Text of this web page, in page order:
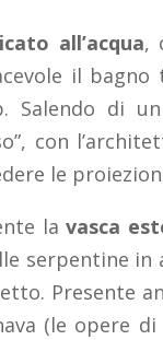
all’acqua,
il
Salendo di
con
le
la vasca
serpentine in
Presente
(le opere